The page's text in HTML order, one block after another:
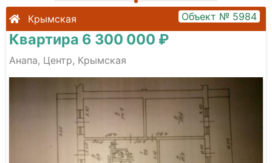
Крымская Объект № 5984
Квартира 6 300 000 ₽
Анапа, Центр, Крымская